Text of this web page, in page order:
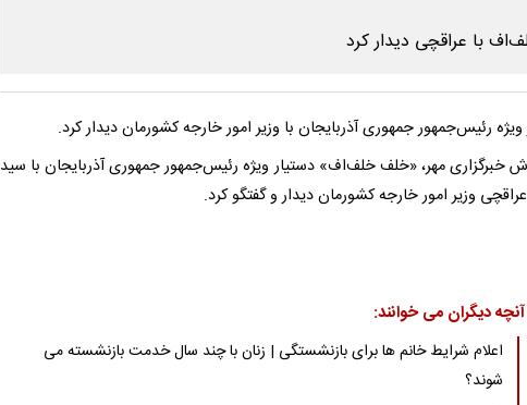
ویژه رئیس‌جمهور جمهوری آذربایجان با وزیر امور خارجه کشورمان دیدار کرد.
خبرگزاری مهر، «خلف خلف‌اف» دستیار ویژه رئیس‌جمهور جمهوری آذربایجان با سید
وزیر امور خارجه کشورمان دیدار و گفتگو کرد.
آنچه دیگران می خوانند:
اعلام شرایط خانم ها برای بازنشستگی | زنان با چند سال خدمت بازنشسته می
شوند؟